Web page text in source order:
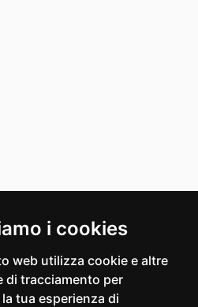
i cookies
web utilizza cookie e altre
di tracciamento per
tua esperienza di